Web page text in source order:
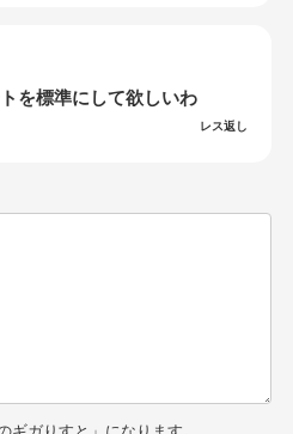
を標準にして欲しいわ
レス返し